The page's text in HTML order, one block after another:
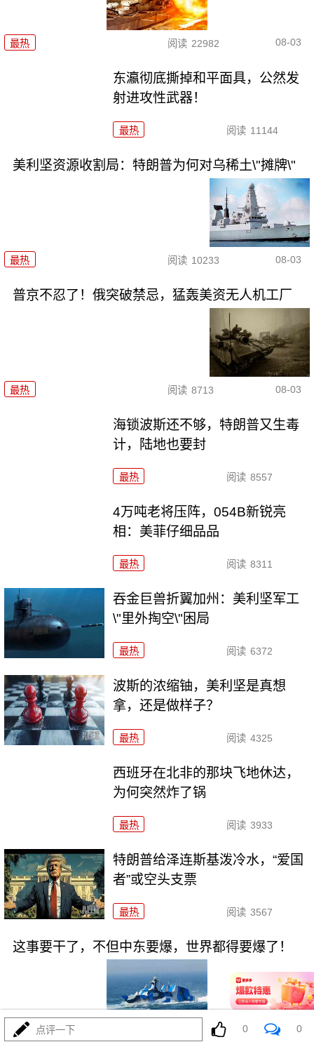
最热 阅读 22982 08-03
东瀛彻底撕掉和平面具，公然发
射进攻性武器！
最热 阅读 11144
美利坚资源收割局：特朗普为何对乌稀土\"摊牌\"
最热 阅读 10233 08-03
普京不忍了！俄突破禁忌，猛轰美资无人机工厂
最热 阅读 8713 08-03
海锁波斯还不够，特朗普又生毒
计，陆地也要封
最热 阅读 8557
4万吨老将压阵，054B新锐亮
相：美菲仔细品品
最热 阅读 8311
吞金巨兽折翼加州：美利坚军工
\"里外掏空\"困局
最热 阅读 6372
波斯的浓缩铀，美利坚是真想
拿，还是做样子？
最热 阅读 4325
西班牙在北非的那块飞地休达，
为何突然炸了锅
最热 阅读 3933
特朗普给泽连斯基泼冷水，“爱国
者”或空头支票
最热 阅读 3567
这事要干了，不但中东要爆，世界都得要爆了！
最热 阅读 19455
点评一下 0 0